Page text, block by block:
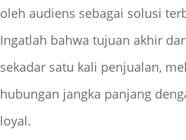
oleh audiens sebagai solusi
Ingatlah bahwa tujuan akhir
sekadar satu kali penjualan,
hubungan jangka panjang
loyal.